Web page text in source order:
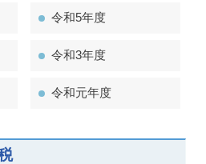
令和5年度
令和3年度
令和元年度